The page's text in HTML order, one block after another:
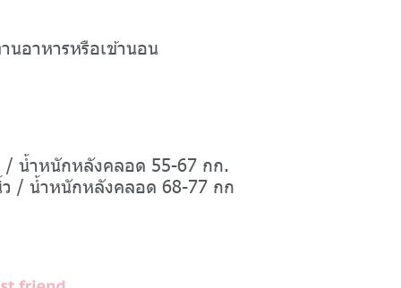
นอาหารหรือเข้านอน
/ น้ำหนักหลังคลอด 55-67 กก.
/ น้ำหนักหลังคลอด 68-77 กก